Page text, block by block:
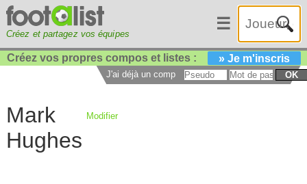
Créez et partagez vos équipes
☰
Créez vos propres compos et listes : » Je m'inscris
J'ai déjà un compte : OK
Mark
Hughes
Modifier